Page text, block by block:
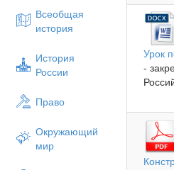
Всеобщая
история
История
России
Право
Окружающий
мир
Урок
-